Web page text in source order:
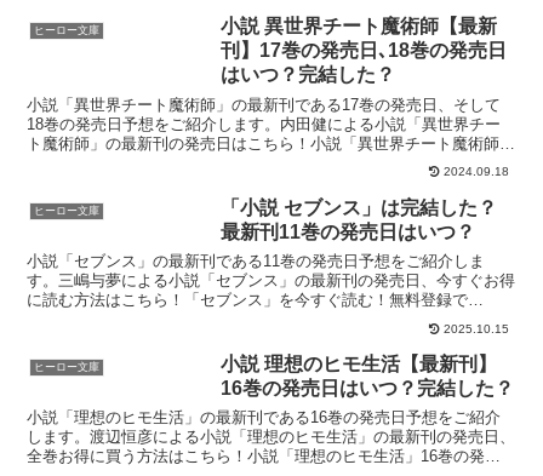
ヒーロー文庫
小説 異世界チート魔術師【最新
刊】17巻の発売日､18巻の発売日
はいつ？完結した？
小説「異世界チート魔術師」の最新刊である17巻の発売日、そして
18巻の発売日予想をご紹介します。内田健による小説「異世界チー
ト魔術師」の最新刊の発売日はこちら！小説「異世界チート魔術師」
17巻の発売日はいつ？小説「異世界チート魔術師」の16... 2024.09.18
ヒーロー文庫
「小説 セブンス」は完結した？
最新刊11巻の発売日はいつ？
小説「セブンス」の最新刊である11巻の発売日予想をご紹介しま
す。三嶋与夢による小説「セブンス」の最新刊の発売日、今すぐお得
に読む方法はこちら！「セブンス」を今すぐ読む！無料登録で
70%OFFクーポンがもらえる小説「セブンス」11巻の発売日は...2025.10.15
ヒーロー文庫
小説 理想のヒモ生活【最新刊】
16巻の発売日はいつ？完結した？
小説「理想のヒモ生活」の最新刊である16巻の発売日予想をご紹介
します。渡辺恒彦による小説「理想のヒモ生活」の最新刊の発売日、
全巻お得に買う方法はこちら！小説「理想のヒモ生活」16巻の発売